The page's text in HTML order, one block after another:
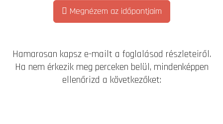
Megnézem az időpontjaim
Hamarosan kapsz e-mailt a foglalásod részleteiről.
Ha nem érkezik meg perceken belül, mindenképpen
ellenőrizd a következőket: